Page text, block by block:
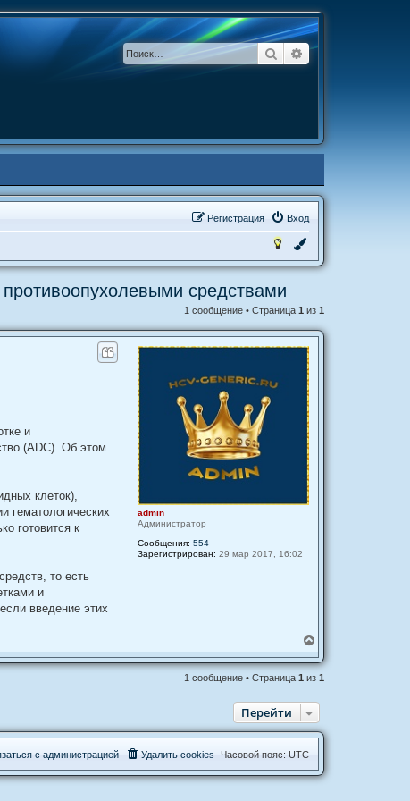
ПоискРасширенный
Вход
Регистрация
средствами
1 сообщение • Страница 1 из 1
admin
Администратор
Сообщения: 554
Зарегистрирован: 29 мар 2017, 16:02
и
(ADC). Об этом
клеток),
гематологических
готовится к
то есть
и
введение этих
е
р
н
т
с
я
а
1 сообщение • Страница 1 из 1
Перейти
Часовой пояс: UTC
Удалить cookies
заться с администрацией